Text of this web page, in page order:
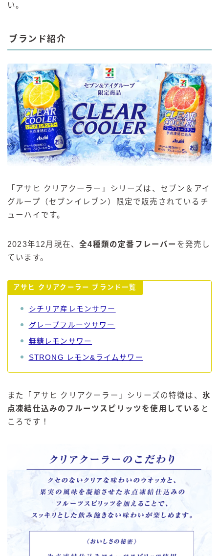
い。
ブランド紹介
「アサヒ クリアクーラー」シリーズは、セブン＆アイ
グループ（セブンイレブン）限定で販売されているチ
ューハイです。
2023年12月現在、全4種類の定番フレーバー を発売し
ています。
アサヒ クリアクーラー ブランド一覧
シチリア産レモンサワー
グレープフルーツサワー
無糖レモンサワー
STRONG レモン&ライムサワー
また「アサヒ クリアクーラー」シリーズの特徴は、 氷
点凍結仕込みのフルーツスピリッツを使用している と
ころです！